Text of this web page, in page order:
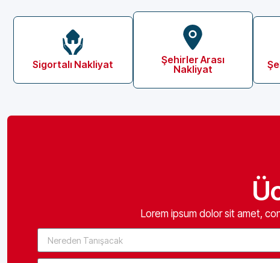
Sigortalı Nakliyat
Şehirler Arası
Nakliyat
Lorem ipsum dolor sit amet,